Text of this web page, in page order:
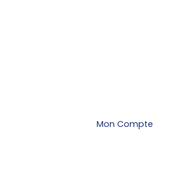
Mon Compte